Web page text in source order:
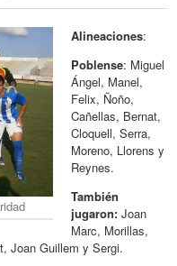
Alineaciones:
Poblense: Miguel
Ángel, Manel,
Felix, Ñoño,
Cañellas, Bernat,
Cloquell, Serra,
Moreno, Llorens y
Reynes.
También
jugaron: Joan
Marc, Morillas,
Joan Guillem y Sergi.